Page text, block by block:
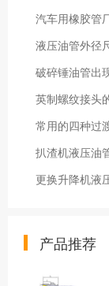
汽车用橡胶管
液压油管外径
扒渣机液压油
更换升降机液
产品推荐